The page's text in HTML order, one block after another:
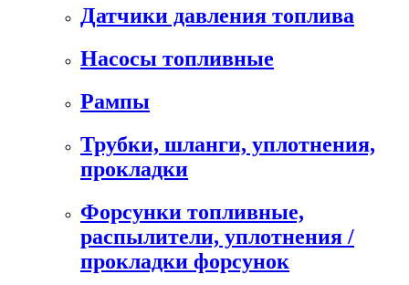
Датчики давления топлива
Насосы топливные
Рампы
Трубки, шланги, уплотнения,
прокладки
Форсунки топливные,
распылители, уплотнения /
прокладки форсунок